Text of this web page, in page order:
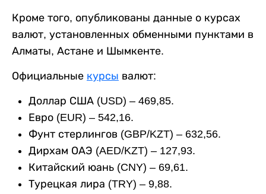
Кроме того, опубликованы данные о курсах
валют, установленных обменными пунктами в
Алматы, Астане и Шымкенте.
Официальные курсы валют:
Доллар США (USD) – 469,85.
Евро (EUR) – 542,16.
Фунт стерлингов (GBP/KZT) – 632,56.
Дирхам ОАЭ (AED/KZT) – 127,93.
Китайский юань (CNY) – 69,61.
Турецкая лира (TRY) – 9,88.